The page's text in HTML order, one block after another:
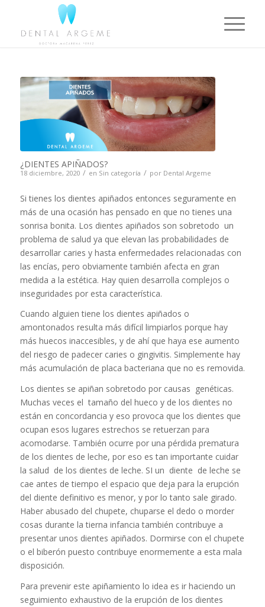
¿DIENTES APIÑADOS?
18 diciembre, 2020 / en Sin categoría / por Dental Argeme
Si tienes los dientes apiñados entonces seguramente en
más de una ocasión has pensado en que no tienes una
sonrisa bonita. Los dientes apiñados son sobretodo un
problema de salud ya que elevan las probabilidades de
desarrollar caries y hasta enfermedades relacionadas con
las encías, pero obviamente también afecta en gran
medida a la estética. Hay quien desarrolla complejos o
inseguridades por esta característica.
Cuando alguien tiene los dientes apiñados o
amontonados resulta más difícil limpiarlos porque hay
más huecos inaccesibles, y de ahí que haya ese aumento
del riesgo de padecer caries o gingivitis. Simplemente hay
más acumulación de placa bacteriana que no es removida.
Los dientes se apiñan sobretodo por causas genéticas.
Muchas veces el tamaño del hueco y de los dientes no
están en concordancia y eso provoca que los dientes que
ocupan esos lugares estrechos se retuerzan para
acomodarse. También ocurre por una pérdida prematura
de los dientes de leche, por eso es tan importante cuidar
la salud de los dientes de leche. SI un diente de leche se
cae antes de tiempo el espacio que deja para la erupción
del diente definitivo es menor, y por lo tanto sale girado.
Haber abusado del chupete, chuparse el dedo o morder
cosas durante la tierna infancia también contribuye a
presentar unos dientes apiñados. Dormirse con el chupete
o el biberón puesto contribuye enormemente a esta mala
disposición.
Para prevenir este apiñamiento lo idea es ir haciendo un
seguimiento exhaustivo de la erupción de los dientes